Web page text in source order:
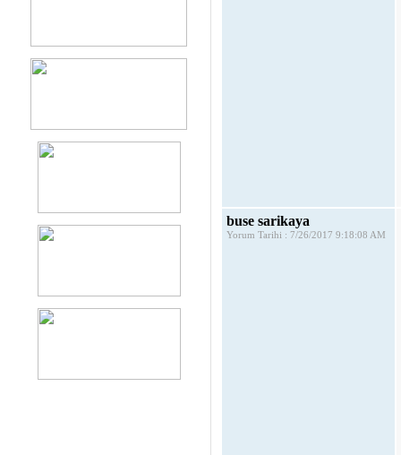
buse sarikaya
Yorum Tarihi : 7/26/2017 9:18:08 AM